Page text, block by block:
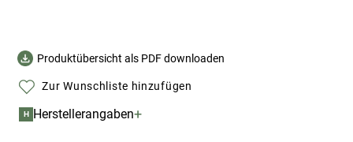
Produktübersicht als PDF downloaden
Zur Wunschliste hinzufügen
H Herstellerangaben+